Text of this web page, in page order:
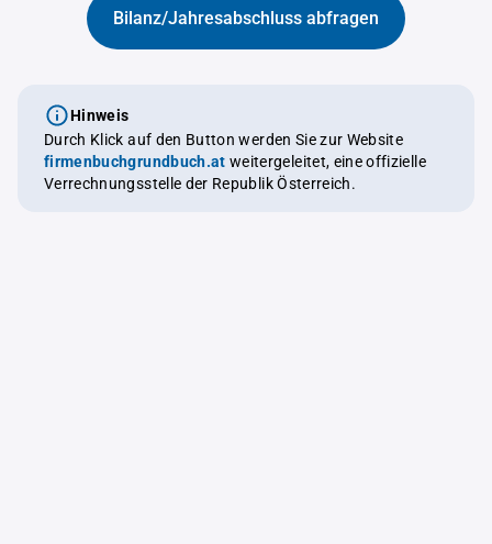
Bilanz/Jahresabschluss abfragen
Hinweis
Durch Klick auf den Button werden Sie zur Website
firmenbuchgrundbuch.at weitergeleitet, eine offizielle
Verrechnungsstelle der Republik Österreich.